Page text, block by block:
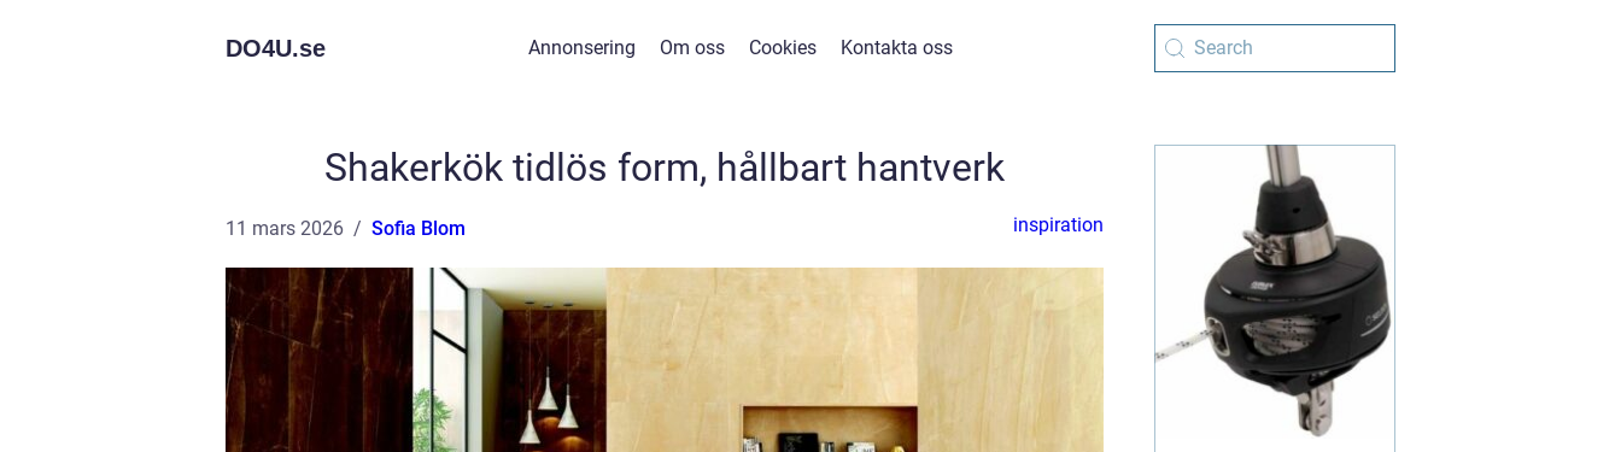
DO4U.se Annonsering Om oss Cookies Kontakta oss
Shakerkök tidlös form, hållbart hantverk
11 mars 2026 Sofia Blom inspiration